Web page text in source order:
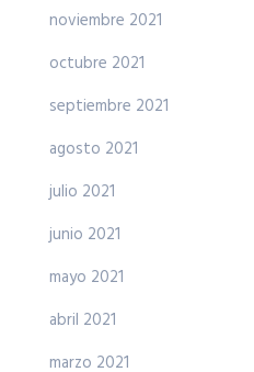
noviembre 2021
octubre 2021
septiembre 2021
agosto 2021
julio 2021
junio 2021
mayo 2021
abril 2021
marzo 2021